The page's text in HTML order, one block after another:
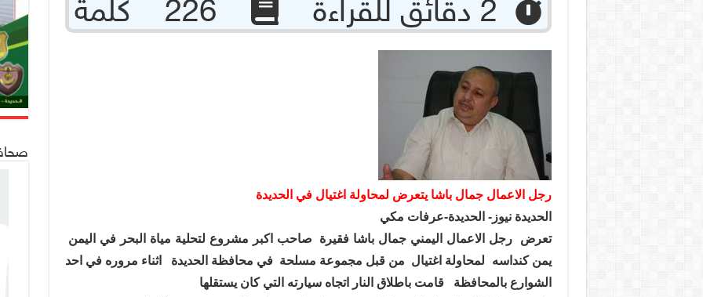
رجل الاعمال جمال باشا يتعرض لمحاولة اغتيال في الحديدة
الحديدة نيوز- الحديدة-عرفات مكي
تعرض
رجل الاعمال اليمني جمال باشا فقيرة
صاحب اكبر مشروع لتحلية مياة البحر في اليمن
يمن كنداسه
لمحاولة اغتيال من قبل مجموعة مسلحة في محافظة الحديدة
اثناء مروره في احد
الشوارع بالمحافظة
قامت باطلاق النار اتجاه سيارته التي كان يستقلها
صحافة